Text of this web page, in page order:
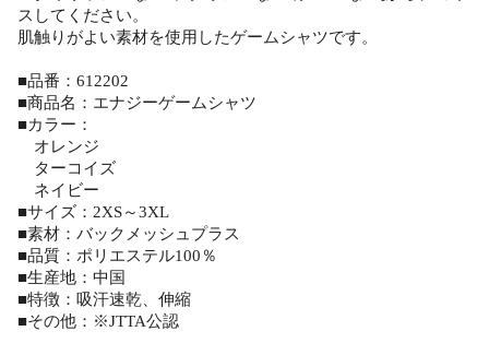
スしてください。
肌触りがよい素材を使用したゲームシャツです。
■品番：612202
■商品名：エナジーゲームシャツ
■カラー：
オレンジ
ターコイズ
ネイビー
■サイズ：2XS～3XL
■素材：バックメッシュプラス
■品質：ポリエステル100％
■生産地：中国
■特徴：吸汗速乾、伸縮
■その他：※JTTA公認